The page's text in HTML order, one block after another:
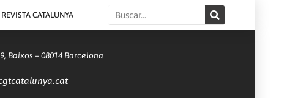
REVISTA CATALUNYA Search
Baixos – 08014 Barcelona